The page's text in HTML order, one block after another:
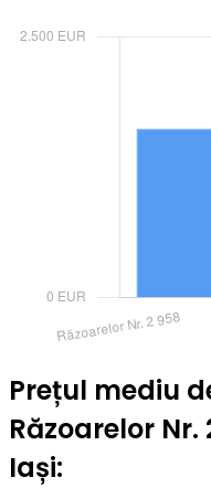
Prețul mediu
Răzoarelor Nr.
Iași: